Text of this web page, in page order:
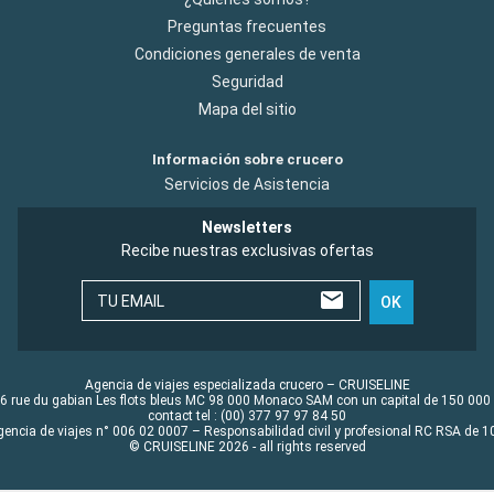
Preguntas frecuentes
Condiciones generales de venta
Seguridad
Mapa del sitio
Información sobre crucero
Servicios de Asistencia
Newsletters
Recibe nuestras exclusivas ofertas
TU EMAIL OK
Agencia de viajes especializada crucero – CRUISELINE
rue du gabian Les flots bleus MC 98 000 Monaco SAM con un capital de 150 000
contact tel : (00) 377 97 97 84 50
de viajes n° 006 02 0007 – Responsabilidad civil y profesional RC RSA de
© CRUISELINE 2026 - all rights reserved